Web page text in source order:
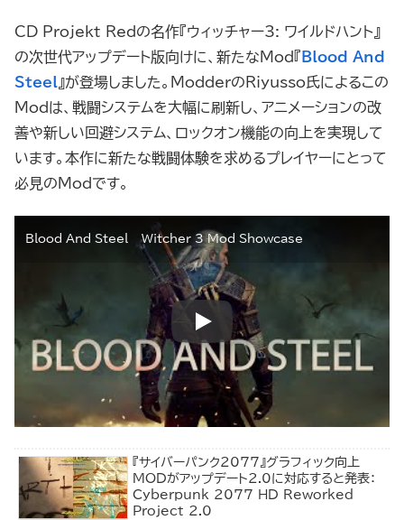
CD Projekt Redの名作『ウィッチャー3: ワイルドハント』
の次世代アップデート版向けに、新たなMod『 Blood And
Steel
』が登場しました。ModderのRiyusso氏によるこの
Modは、戦闘システムを大幅に刷新し、アニメーションの改
善や新しい回避システム、ロックオン機能の向上を実現して
います。本作に新たな戦闘体験を求めるプレイヤーにとって
必見のModです。
Blood And Steel – Witcher 3 Mod Showcase
『サイバーパンク2077』グラフィック向上
MODがアップデート2.0に対応すると発表：
Cyberpunk 2077 HD Reworked
Project 2.0